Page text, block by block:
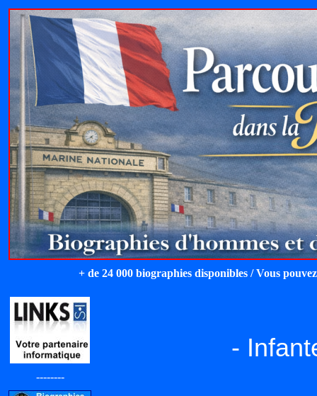
+ de 24 000 biographies disponibles / Vous
--------
-